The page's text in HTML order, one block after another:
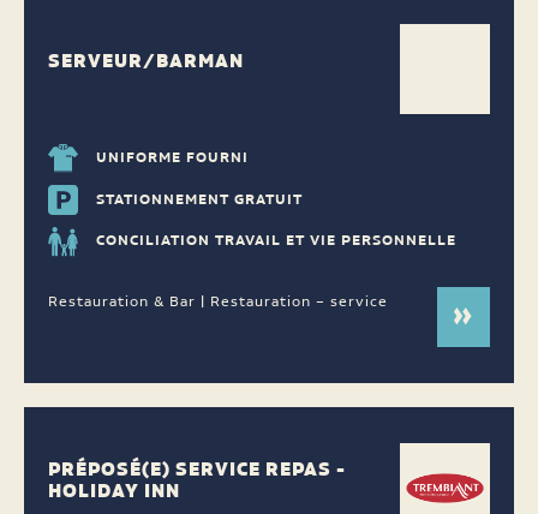
SERVEUR/BARMAN
UNIFORME FOURNI
STATIONNEMENT GRATUIT
CONCILIATION TRAVAIL ET VIE PERSONNELLE
Restauration & Bar | Restauration – service
PRÉPOSÉ(E) SERVICE REPAS -
HOLIDAY INN